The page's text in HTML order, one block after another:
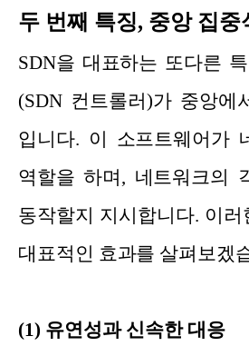
두 번째 특징, 중앙 집중
SDN을 대표하는 또다른
(SDN 컨트롤러)가 중앙에
입니다. 이 소프트웨어가
역할을 하며, 네트워크의
동작할지 지시합니다. 이
대표적인 효과를 살펴보겠
(1) 유연성과 신속한 대응